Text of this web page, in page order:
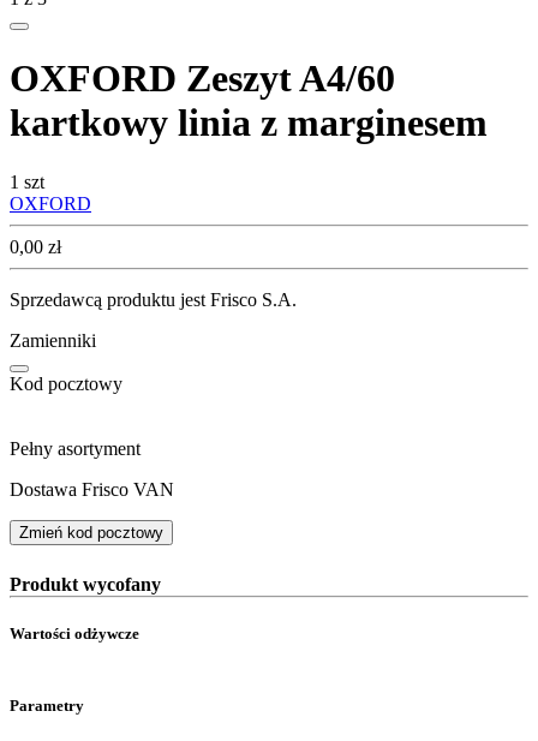
OXFORD Zeszyt A4/60
kartkowy linia z marginesem
1 szt
OXFORD
Cena
0,00 zł
Sprzedawcą produktu jest Frisco S.A.
Zamienniki
Kod pocztowy
Pełny asortyment
Dostawa Frisco VAN
Zmień kod pocztowy
Produkt wycofany
Wartości odżywcze
Parametry